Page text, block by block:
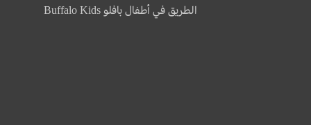
الطريق في أطفال بافلو Buffalo Kids